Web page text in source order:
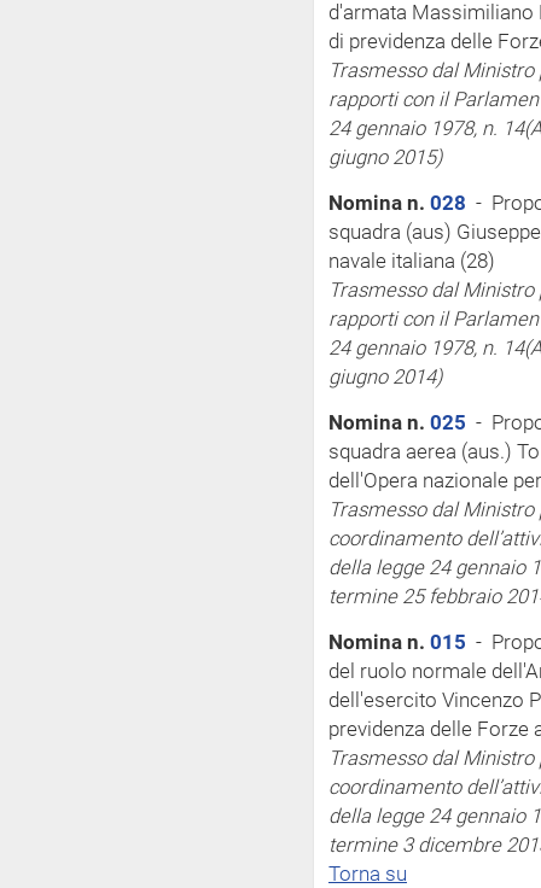
d'armata Massimiliano
di previdenza delle
Trasmesso dal
rapporti con il
24 gennaio 1978, n. 14
giugno 2015)
Nomina n. 028 -
squadra (aus)
navale italiana (28)
Trasmesso dal
rapporti con il
24 gennaio 1978, n. 14
giugno 2014)
Nomina n. 025 -
squadra aerea (aus.)
dell'Opera nazionale
Trasmesso dal
coordinamento
della legge 24 gennaio
termine 25 febbraio
Nomina n. 015 -
del ruolo normale
dell'esercito Vincenzo
previdenza delle Forze
Trasmesso dal
coordinamento
della legge 24 gennaio
termine 3 dicembre
Torna su